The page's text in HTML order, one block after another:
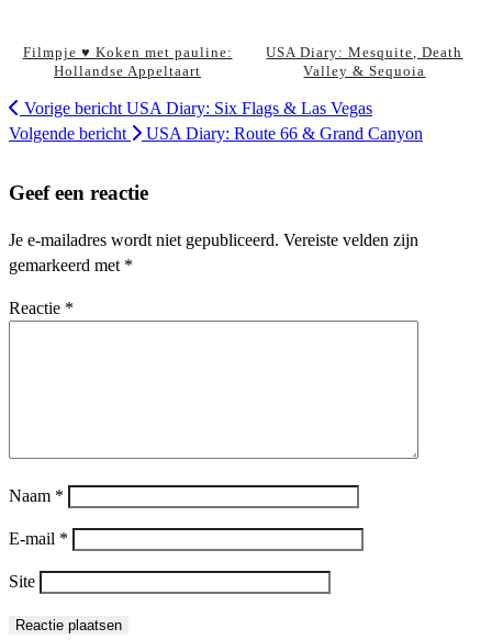
Filmpje ♥ Koken met pauline:
Hollandse Appeltaart
USA Diary: Mesquite, Death
Valley & Sequoia
Vorige bericht USA Diary: Six Flags & Las Vegas
Volgende bericht
USA Diary: Route 66 & Grand Canyon
Geef een reactie
Je e-mailadres wordt niet gepubliceerd. Vereiste velden zijn
gemarkeerd met *
Reactie *
Naam *
E-mail *
Site